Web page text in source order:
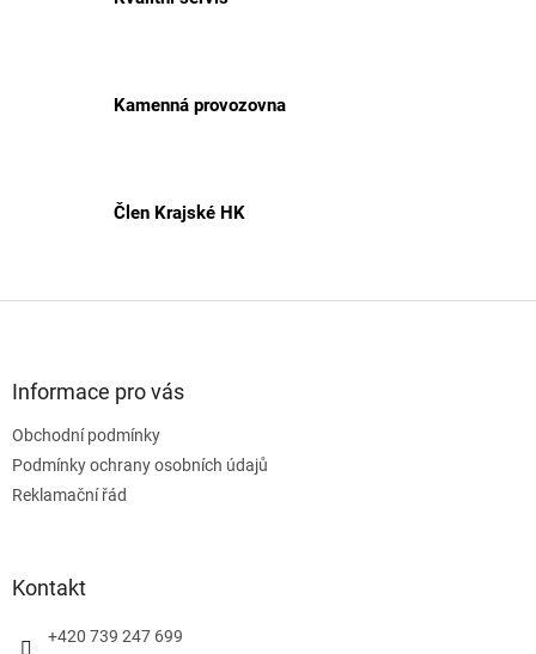
Kamenná provozovna
Člen Krajské HK
Informace pro vás
Obchodní podmínky
Podmínky ochrany osobních údajů
Reklamační řád
Kontakt
+420 739 247 699